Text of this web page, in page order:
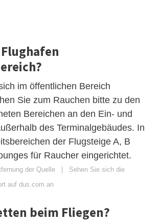
im öffentlichen Bereich
Sie zum Rauchen bitte zu den
Bereichen an den Ein- und
des Terminalgebäudes. In
der Flugsteige A, B
für Raucher eingerichtet.
der Quelle | Sehen Sie sich die
auf dus.com an
beim Fliegen?